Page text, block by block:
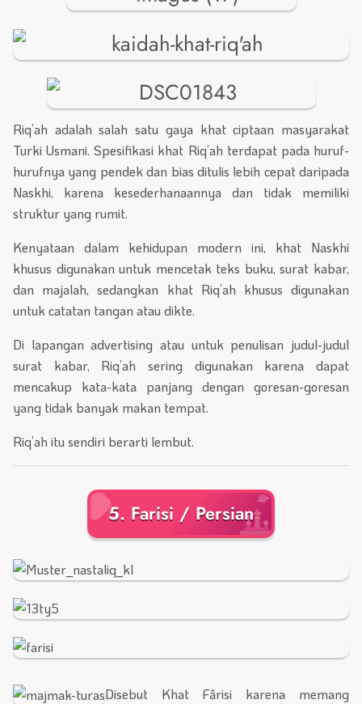
Riq’ah adalah salah satu gaya khat ciptaan masyarakat
Turki Usmani. Spesifikasi khat Riq’ah terdapat pada huruf-
hurufnya yang pendek dan bias ditulis lebih cepat daripada
Naskhi, karena kesederhanaannya dan tidak memiliki
struktur yang rumit.
Kenyataan dalam kehidupan modern ini, khat Naskhi
khusus digunakan untuk mencetak teks buku, surat kabar,
dan majalah, sedangkan khat Riq’ah khusus digunakan
untuk catatan tangan atau dikte.
Di lapangan advertising atau untuk penulisan judul-judul
surat kabar, Riq’ah sering digunakan karena dapat
mencakup kata-kata panjang dengan goresan-goresan
yang tidak banyak makan tempat.
Riq’ah itu sendiri berarti lembut.
5. Farisi / Persian
Disebut Khat Fârisi karena memang